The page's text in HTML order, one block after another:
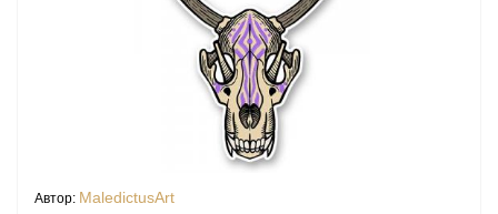
Автор: MaledictusArt